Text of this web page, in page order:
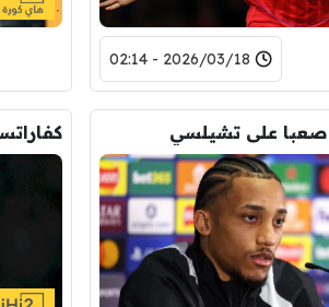
2026/03/18 - 02:14
صعبا على تشيلسي